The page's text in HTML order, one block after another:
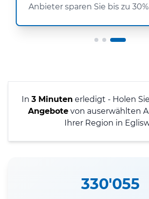
Anbieter sparen Sie bis zu
In 3 Minuten erledigt - Holen
Angebote von auserwählten
Ihrer Region in
330'055